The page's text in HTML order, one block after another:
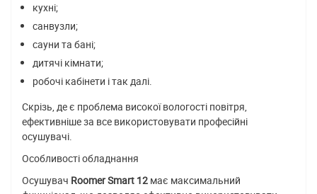
кухні;
санвузли;
сауни та бані;
дитячі кімнати;
робочі кабінети і так далі.
Скрізь, де є проблема високої вологості повітря,
ефективніше за все використовувати професійні
осушувачі.
Особливості обладнання
Осушувач Roomer Smart 12 має максимальний